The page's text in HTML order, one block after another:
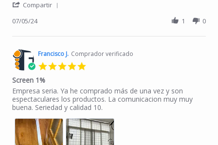
Compartir
07/05/24 1 0
Francisco J. Comprador verificado
Screen 1%
Review by Francisco J. on 21 Mar 2024
review stating Screen 1%
Empresa seria. Ya he comprado más de una vez y son
espectaculares los productos. La comunicacion muy muy
buena. Seriedad y calidad 10.